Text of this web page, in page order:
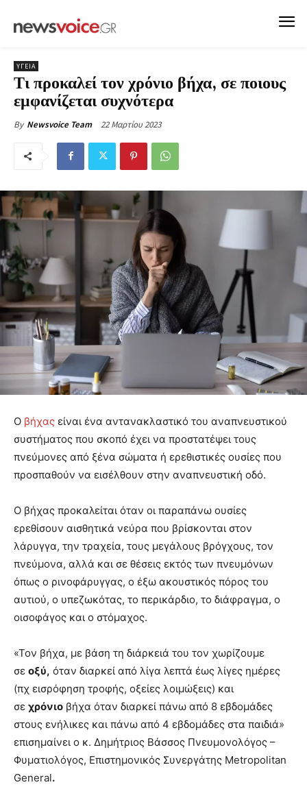
ΥΓΕΙΑ
Τι προκαλεί τον χρόνιο βήχα, σε ποιους
εμφανίζεται συχνότερα
By Newsvoice Team 22 Μαρτίου 2023
Ο βήχας είναι ένα αντανακλαστικό του αναπνευστικού
συστήματος που σκοπό έχει να προστατέψει τους
πνεύμονες από ξένα σώματα ή ερεθιστικές ουσίες που
προσπαθούν να εισέλθουν στην αναπνευστική οδό.
Ο βήχας προκαλείται όταν οι παραπάνω ουσίες
ερεθίσουν αισθητικά νεύρα που βρίσκονται στον
λάρυγγα, την τραχεία, τους μεγάλους βρόγχους, τον
πνεύμονα, αλλά και σε θέσεις εκτός των πνευμόνων
όπως ο ρινοφάρυγγας, ο έξω ακουστικός πόρος του
αυτιού, ο υπεζωκότας, το περικάρδιο, το διάφραγμα, ο
οισοφάγος και ο στόμαχος.
«Τον βήχα, με βάση τη διάρκειά του τον χωρίζουμε
σε οξύ, όταν διαρκεί από λίγα λεπτά έως λίγες ημέρες
(πχ εισρόφηση τροφής, οξείες λοιμώξεις) και
σε χρόνιο βήχα όταν διαρκεί πάνω από 8 εβδομάδες
στους ενήλικες και πάνω από 4 εβδομάδες στα παιδιά»
επισημαίνει ο κ. Δημήτριος Βάσσος Πνευμονολόγος –
Φυματιολόγος, Επιστημονικός Συνεργάτης Metropolitan
General.